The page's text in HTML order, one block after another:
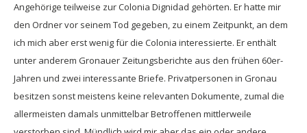
Angehörige teilweise zur Colonia Dignidad gehörten. Er hatte mir
den Ordner vor seinem Tod gegeben, zu einem Zeitpunkt, an dem
ich mich aber erst wenig für die Colonia interessierte. Er enthält
unter anderem Gronauer Zeitungsberichte aus den frühen 60er-
Jahren und zwei interessante Briefe. Privatpersonen in Gronau
besitzen sonst meistens keine relevanten Dokumente, zumal die
allermeisten damals unmittelbar Betroffenen mittlerweile